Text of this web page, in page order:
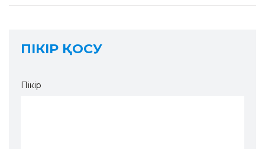
ПІКІР ҚОСУ
Пікір